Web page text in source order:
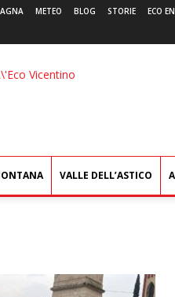
METEO BLOG STORIE ECO
L'Eco
VALLE DELL’ASTICO